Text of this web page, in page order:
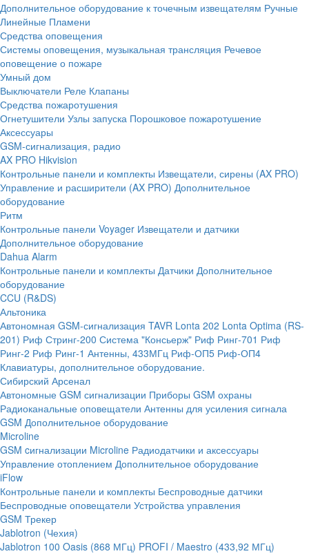
Дополнительное оборудование к точечным извещателям Ручные
Линейные Пламени
Средства оповещения
Системы оповещения, музыкальная трансляция Речевое
оповещение о пожаре
Умный дом
Выключатели Реле Клапаны
Средства пожаротушения
Огнетушители Узлы запуска Порошковое пожаротушение
Аксессуары
GSM-сигнализация, радио
AX PRO Hikvision
Контрольные панели и комплекты Извещатели, сирены (AX PRO)
Управление и расширители (AX PRO) Дополнительное
оборудование
Ритм
Контрольные панели Voyager Извещатели и датчики
Дополнительное оборудование
Dahua Alarm
Контрольные панели и комплекты Датчики Дополнительное
оборудование
CCU (R&DS)
Альтоника
Автономная GSM-сигнализация TAVR Lonta 202 Lonta Optima (RS-
201) Риф Стринг-200 Система "Консьерж" Риф Ринг-701 Риф
Ринг-2 Риф Ринг-1 Антенны, 433МГц Риф-ОП5 Риф-ОП4
Клавиатуры, дополнительное оборудование.
Сибирский Арсенал
Автономные GSM сигнализации Приборы GSM охраны
Радиоканальные оповещатели Антенны для усиления сигнала
GSM Дополнительное оборудование
Microline
GSM cигнализации Microline Радиодатчики и аксессуары
Управление отоплением Дополнительное оборудование
iFlow
Контрольные панели и комплекты Беспроводные датчики
Беспроводные оповещатели Устройства управления
GSM Трекер
Jablotron (Чехия)
Jablotron 100 Oasis (868 МГц) PROFI / Maestro (433,92 МГц)